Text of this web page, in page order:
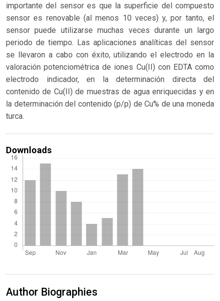
importante del sensor es que la superficie del compuesto
sensor es renovable (al menos 10 veces) y, por tanto, el
sensor puede utilizarse muchas veces durante un largo
periodo de tiempo. Las aplicaciones analíticas del sensor
se llevaron a cabo con éxito, utilizando el electrodo en la
valoración potenciométrica de iones Cu(II) con EDTA como
electrodo indicador, en la determinación directa del
contenido de Cu(II) de muestras de agua enriquecidas y en
la determinación del contenido (p/p) de Cu% de una moneda
turca.
Downloads
Author Biographies